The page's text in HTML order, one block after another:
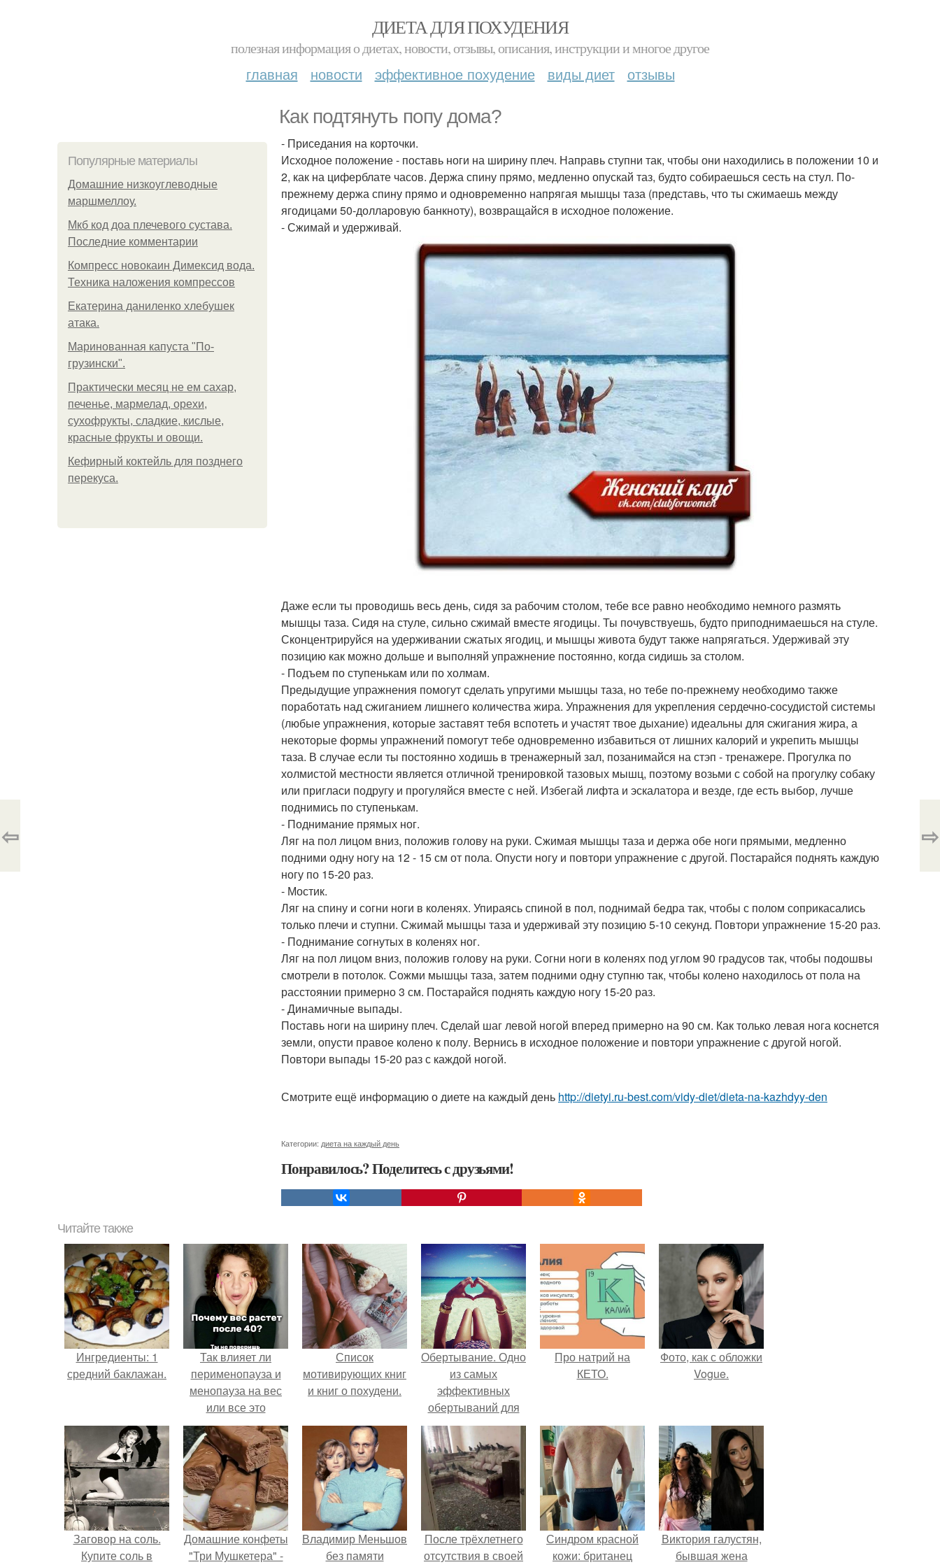
ДИЕТА ДЛЯ ПОХУДЕНИЯ
полезная информация о диетах, новости, отзывы, описания, инструкции и многое другое
главная новости эффективное похудение виды диет отзывы
Как подтянуть попу дома?
Популярные материалы
Домашние низкоуглеводные
маршмеллоу.
Мкб код доа плечевого сустава.
Последние комментарии
Компресс новокаин Димексид вода.
Техника наложения компрессов
Екатерина даниленко хлебушек
атака.
Маринованная капуста "По-
грузински".
Практически месяц не ем сахар,
печенье, мармелад, орехи,
сухофрукты, сладкие, кислые,
красные фрукты и овощи.
Кефирный коктейль для позднего
перекуса.
- Приседания на корточки.
Исходное положение - поставь ноги на ширину плеч. Направь ступни так, чтобы они находились в положении 10 и
2, как на циферблате часов. Держа спину прямо, медленно опускай таз, будто собираешься сесть на стул. По-
прежнему держа спину прямо и одновременно напрягая мышцы таза (представь, что ты сжимаешь между
ягодицами 50-долларовую банкноту), возвращайся в исходное положение.
- Сжимай и удерживай.
Даже если ты проводишь весь день, сидя за рабочим столом, тебе все равно необходимо немного размять
мышцы таза. Сидя на стуле, сильно сжимай вместе ягодицы. Ты почувствуешь, будто приподнимаешься на стуле.
Сконцентрируйся на удерживании сжатых ягодиц, и мышцы живота будут также напрягаться. Удерживай эту
позицию как можно дольше и выполняй упражнение постоянно, когда сидишь за столом.
- Подъем по ступенькам или по холмам.
Предыдущие упражнения помогут сделать упругими мышцы таза, но тебе по-прежнему необходимо также
поработать над сжиганием лишнего количества жира. Упражнения для укрепления сердечно-сосудистой системы
(любые упражнения, которые заставят тебя вспотеть и участят твое дыхание) идеальны для сжигания жира, а
некоторые формы упражнений помогут тебе одновременно избавиться от лишних калорий и укрепить мышцы
таза. В случае если ты постоянно ходишь в тренажерный зал, позанимайся на стэп - тренажере. Прогулка по
холмистой местности является отличной тренировкой тазовых мышц, поэтому возьми с собой на прогулку собаку
или пригласи подругу и прогуляйся вместе с ней. Избегай лифта и эскалатора и везде, где есть выбор, лучше
поднимись по ступенькам.
- Поднимание прямых ног.
Ляг на пол лицом вниз, положив голову на руки. Сжимая мышцы таза и держа обе ноги прямыми, медленно
подними одну ногу на 12 - 15 см от пола. Опусти ногу и повтори упражнение с другой. Постарайся поднять каждую
ногу по 15-20 раз.
- Мостик.
Ляг на спину и согни ноги в коленях. Упираясь спиной в пол, поднимай бедра так, чтобы с полом соприкасались
только плечи и ступни. Сжимай мышцы таза и удерживай эту позицию 5-10 секунд. Повтори упражнение 15-20 раз.
- Поднимание согнутых в коленях ног.
Ляг на пол лицом вниз, положив голову на руки. Согни ноги в коленях под углом 90 градусов так, чтобы подошвы
смотрели в потолок. Сожми мышцы таза, затем подними одну ступню так, чтобы колено находилось от пола на
расстоянии примерно 3 см. Постарайся поднять каждую ногу 15-20 раз.
- Динамичные выпады.
Поставь ноги на ширину плеч. Сделай шаг левой ногой вперед примерно на 90 см. Как только левая нога коснется
земли, опусти правое колено к полу. Вернись в исходное положение и повтори упражнение с другой ногой.
Повтори выпады 15-20 раз с каждой ногой.
Смотрите ещё информацию о диете на каждый день http://dietyi.ru-best.com/vidy-diet/dieta-na-kazhdyy-den
Категории: диета на каждый день
Понравилось? Поделитесь с друзьями!
⇦ ⇨
Читайте также
Ингредиенты: 1
средний баклажан.
Так влияет ли
перименопауза и
менопауза на вес
или все это
ерунда?
Список
мотивирующих книг
и книг о похудени.
Обертывание. Одно
из самых
эффективных
обертываний для
похудения бедер и
ягодиц.
Про натрий на
КЕТО.
Фото, как с обложки
Vogue.
Заговор на соль.
Купите соль в
Домашние конфеты
"Три Мушкетера" -
Владимир Меньшов
без памяти
После трёхлетнего
отсутствия в своей
Синдром красной
кожи: британец
Виктория галустян,
бывшая жена